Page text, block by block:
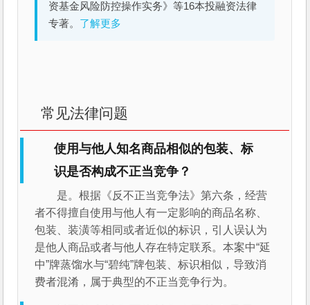
资基金风险防控操作实务》等16本投融资法律
专著。 了解更多
常见法律问题
使用与他人知名商品相似的包装、标
识是否构成不正当竞争？
是。根据《反不正当竞争法》第六条，经营
者不得擅自使用与他人有一定影响的商品名称、
包装、装潢等相同或者近似的标识，引人误认为
是他人商品或者与他人存在特定联系。本案中“延
中”牌蒸馏水与“碧纯”牌包装、标识相似，导致消
费者混淆，属于典型的不正当竞争行为。